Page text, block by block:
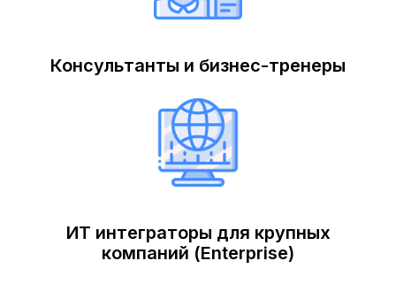
Консультанты и бизнес-тренеры
ИТ интеграторы для крупных
компаний (Enterprise)